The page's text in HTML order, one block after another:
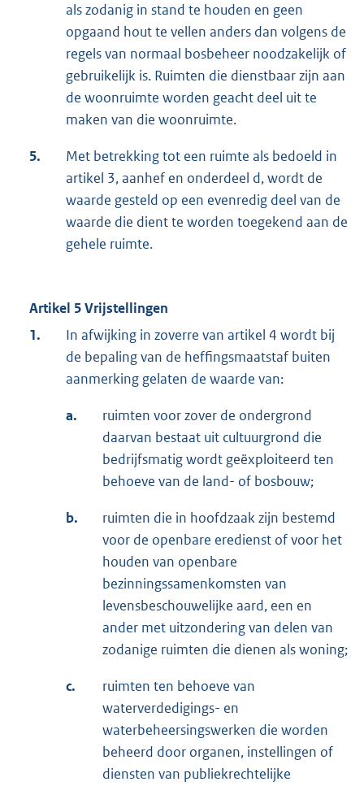
als zodanig in stand te houden en geen
opgaand hout te vellen anders dan volgens de
regels van normaal bosbeheer noodzakelijk of
gebruikelijk is. Ruimten die dienstbaar zijn aan
de woonruimte worden geacht deel uit te
maken van die woonruimte.
5.
Met betrekking tot een ruimte als bedoeld in
artikel 3, aanhef en onderdeel d, wordt de
waarde gesteld op een evenredig deel van de
waarde die dient te worden toegekend aan de
gehele ruimte.
Artikel 5 Vrijstellingen
1.
In afwijking in zoverre van artikel 4 wordt bij
de bepaling van de heffingsmaatstaf buiten
aanmerking gelaten de waarde van:
a.
ruimten voor zover de ondergrond
daarvan bestaat uit cultuurgrond die
bedrijfsmatig wordt geëxploiteerd ten
behoeve van de land- of bosbouw;
b.
ruimten die in hoofdzaak zijn bestemd
voor de openbare eredienst of voor het
houden van openbare
bezinningssamenkomsten van
levensbeschouwelijke aard, een en
ander met uitzondering van delen van
zodanige ruimten die dienen als woning;
c.
ruimten ten behoeve van
waterverdedigings- en
waterbeheersingswerken die worden
beheerd door organen, instellingen of
diensten van publiekrechtelijke